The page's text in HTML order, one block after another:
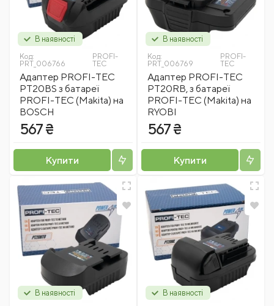
В наявності
Код:
PRT_006766
PROFI-
TEC
Адаптер PROFI-TEC
PT20BS з батареї
PROFI-TEC (Makita) на
BOSCH
567 ₴
Купити
В наявності
Код:
PRT_006769
PROFI-
TEC
Адаптер PROFI-TEC
PT20RB, з батареї
PROFI-TEC (Makita) на
RYOBI
567 ₴
Купити
В наявності
В наявності